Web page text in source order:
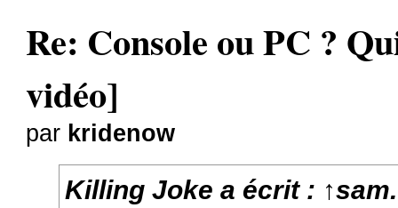
Re: Console ou PC ?
vidéo]
par kridenow
Killing Joke a écrit : ↑